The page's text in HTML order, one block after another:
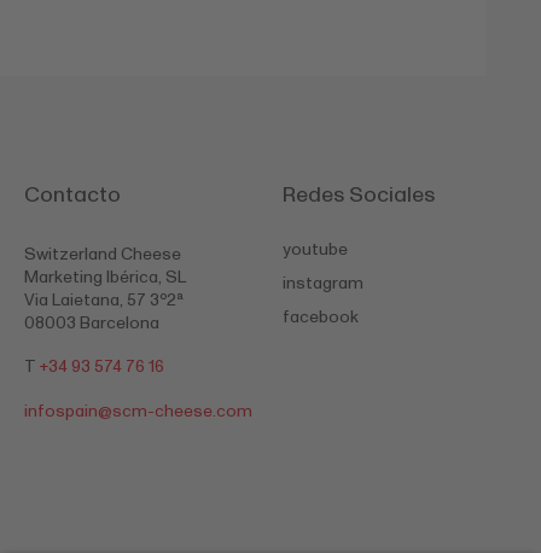
Contacto
Switzerland Cheese
Marketing Ibérica, SL
Via Laietana, 57 3º2ª
08003 Barcelona
T +34 93 574 76 16
infospain@scm-cheese.com
Redes Sociales
youtube
instagram
facebook